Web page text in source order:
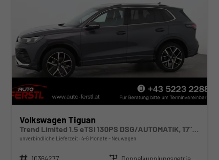
Volkswagen Tiguan
Trend Limited 1.5 eTSI 130PS DSG/AUTOMATIK, 17" Alu, ACC-Tempomat, LED-Scheinwerfer, Parksensoren vo/hi, Rückfahrkamera, Digital Cockpit Pro, Radio Ready2Discover 12,9" + App-Connect, Climatronic, M-Lederlenkrad, Dachreling
unverbindliche Lieferzeit: 4-6 Monate Neuwagen